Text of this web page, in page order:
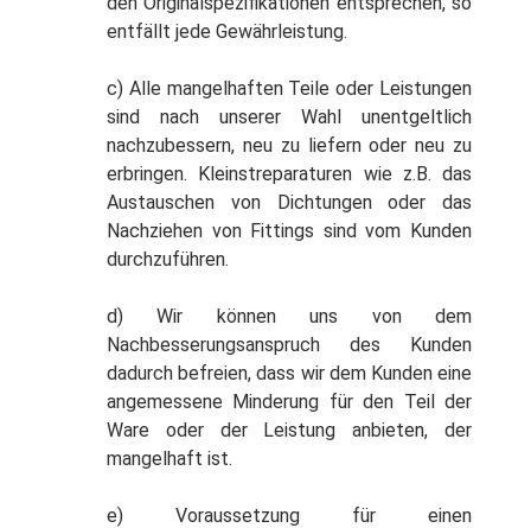
entfällt jede Gewährleistung.
c) Alle mangelhaften Teile oder Leistungen
sind nach unserer Wahl unentgeltlich
nachzubessern, neu zu liefern oder neu zu
erbringen. Kleinstreparaturen wie z.B. das
Austauschen von Dichtungen oder das
Nachziehen von Fittings sind vom Kunden
durchzuführen.
d) Wir können uns von dem
Nachbesserungsanspruch des Kunden
dadurch befreien, dass wir dem Kunden eine
angemessene Minderung für den Teil der
Ware oder der Leistung anbieten, der
mangelhaft ist.
e) Voraussetzung für einen